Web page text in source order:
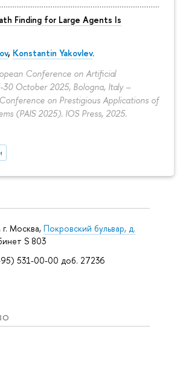
Finding for Large Agents Is
, Konstantin Yakovlev.
Conference on Artificial
30 October 2025, Bologna, Italy –
on Prestigious Applications of
(PAIS 2025). IOS Press, 2025.
Москва, Покровский бульвар, д.
S 803
531-00-00 доб. 27236